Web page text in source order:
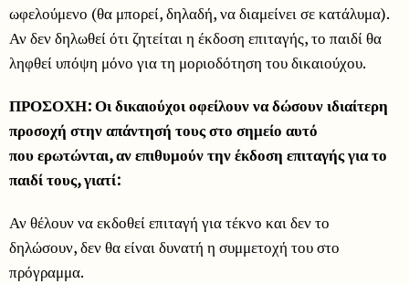
ωφελούμενο (θα μπορεί, δηλαδή, να διαμείνει σε κατάλυμα).
Αν δεν δηλωθεί ότι ζητείται η έκδοση επιταγής, το παιδί θα
ληφθεί υπόψη μόνο για τη μοριοδότηση του δικαιούχου.
ΠΡΟΣΟΧΗ: Οι δικαιούχοι οφείλουν να δώσουν ιδιαίτερη
προσοχή στην απάντησή τους στο σημείο αυτό
που ερωτώνται, αν επιθυμούν την έκδοση επιταγής για το
παιδί τους, γιατί:
Αν θέλουν να εκδοθεί επιταγή για τέκνο και δεν το
δηλώσουν, δεν θα είναι δυνατή η συμμετοχή του στο
πρόγραμμα.